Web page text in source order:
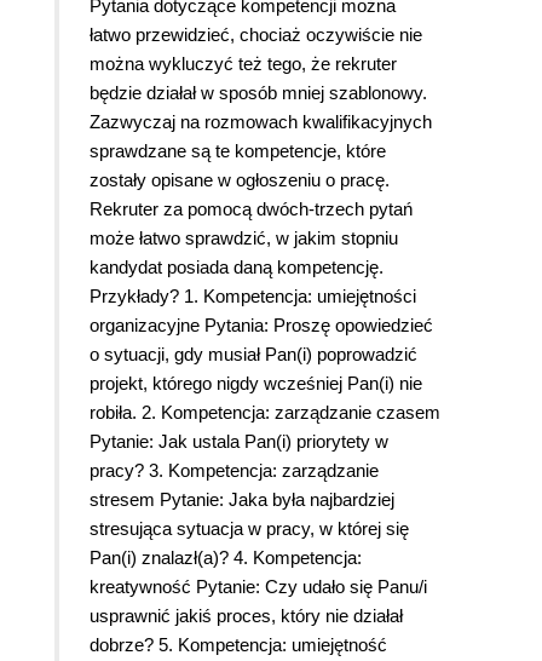
Pytania dotyczące kompetencji można
łatwo przewidzieć, chociaż oczywiście nie
można wykluczyć też tego, że rekruter
będzie działał w sposób mniej szablonowy.
Zazwyczaj na rozmowach kwalifikacyjnych
sprawdzane są te kompetencje, które
zostały opisane w ogłoszeniu o pracę.
Rekruter za pomocą dwóch-trzech pytań
może łatwo sprawdzić, w jakim stopniu
kandydat posiada daną kompetencję.
Przykłady? 1. Kompetencja: umiejętności
organizacyjne Pytania: Proszę opowiedzieć
o sytuacji, gdy musiał Pan(i) poprowadzić
projekt, którego nigdy wcześniej Pan(i) nie
robiła. 2. Kompetencja: zarządzanie czasem
Pytanie: Jak ustala Pan(i) priorytety w
pracy? 3. Kompetencja: zarządzanie
stresem Pytanie: Jaka była najbardziej
stresująca sytuacja w pracy, w której się
Pan(i) znalazł(a)? 4. Kompetencja:
kreatywność Pytanie: Czy udało się Panu/i
usprawnić jakiś proces, który nie działał
dobrze? 5. Kompetencja: umiejętność